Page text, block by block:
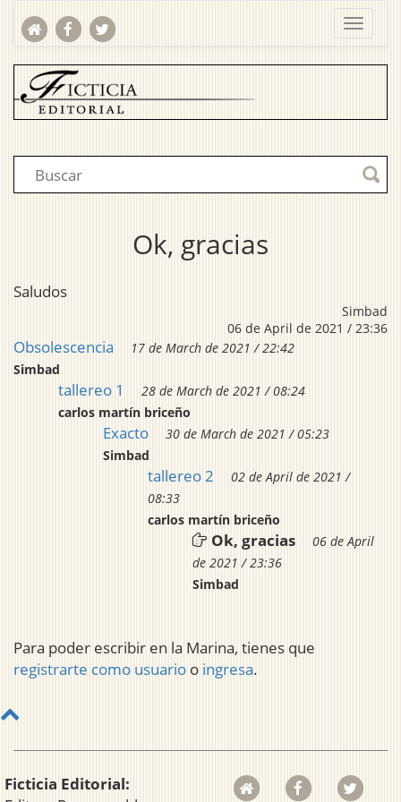
Ok, gracias
Saludos
Simbad
06 de April de 2021 / 23:36
Obsolescencia
17 de March de 2021 / 22:42
Simbad
tallereo 1
28 de March de 2021 / 08:24
carlos martín briceño
Exacto
30 de March de 2021 / 05:23
Simbad
tallereo 2
02 de April de 2021 /
08:33
carlos martín briceño
Ok, gracias
06 de April
de 2021 / 23:36
Simbad
Para poder escribir en la Marina, tienes que
registrarte como usuario o ingresa.
Ficticia Editorial: